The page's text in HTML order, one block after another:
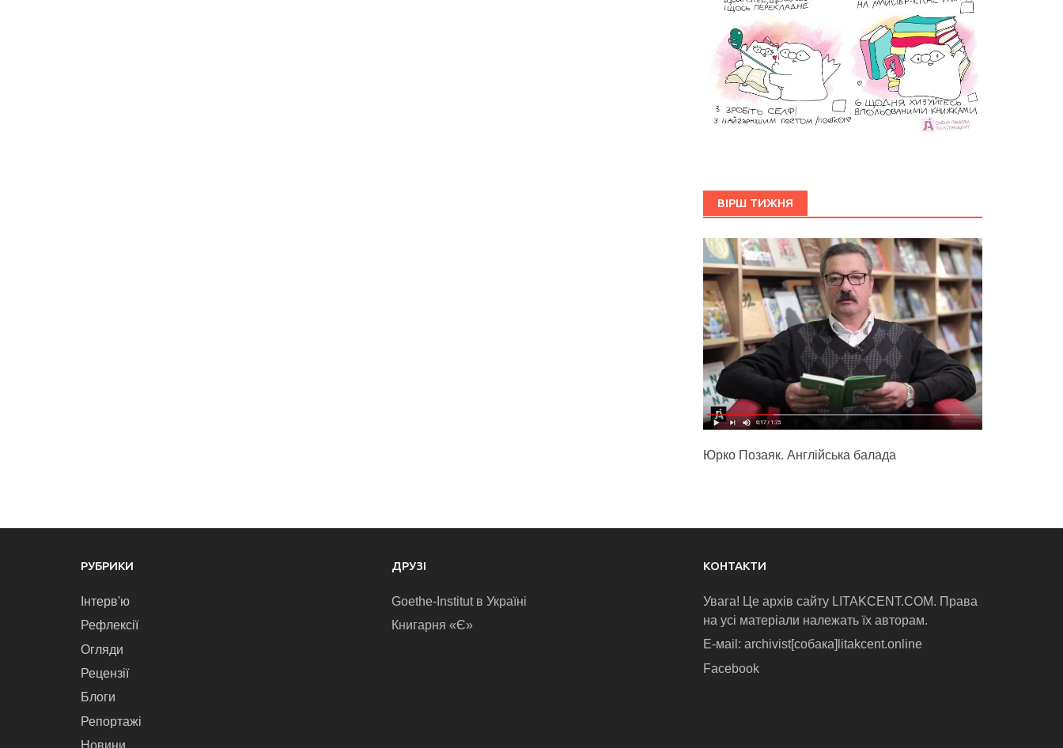
ВІРШ ТИЖНЯ
Юрко Позаяк. Англійська балада
РУБРИКИ
Інтерв'ю
Рефлексії
Огляди
Рецензії
Блоги
Репортажі
Новини
ДРУЗІ
Goethe-Institut в Україні
Книгарня «Є»
КОНТАКТИ
Увага! Це архів сайту LITAKCENT.COM. Права
на усі матеріали належать їх авторам.
E-маіl: archivist[собака]litakcent.online
Facebook